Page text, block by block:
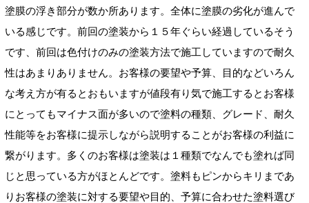
塗膜の浮き部分が数か所あります。全体に塗膜の劣化が進んで
いる感じです。前回の塗装から１５年ぐらい経過しているそう
です、前回は色付けのみの塗装方法で施工していますので耐久
性はあまりありません。お客様の要望や予算、目的などいろん
な考え方が有るとおもいますが値段有り気で施工するとお客様
にとってもマイナス面が多いので塗料の種類、グレード、耐久
性能等をお客様に提示しながら説明することがお客様の利益に
繋がります。多くのお客様は塗装は１種類でなんでも塗れば同
じと思っている方がほとんどです。塗料もピンからキリまであ
りお客様の塗装に対する要望や目的、予算に合わせた塗料選び